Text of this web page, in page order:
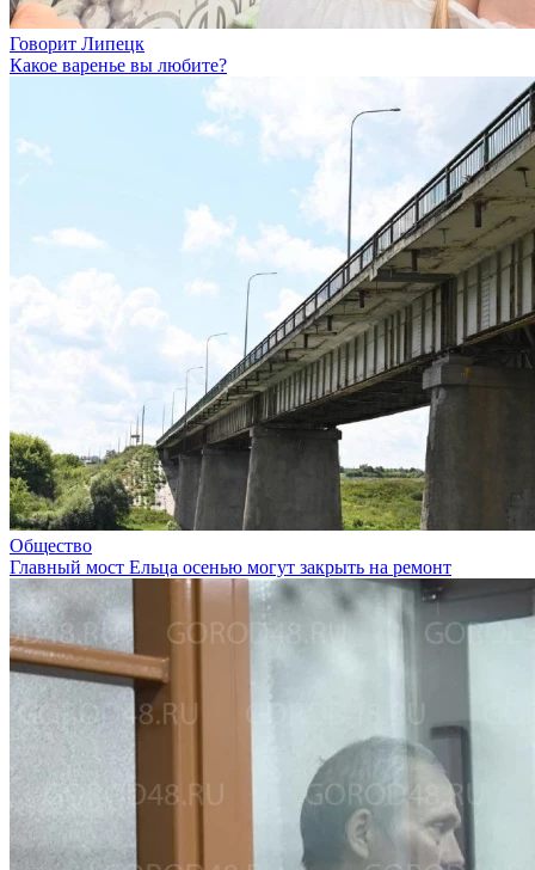
Говорит Липецк
Какое варенье вы любите?
Общество
Главный мост Ельца осенью могут закрыть на ремонт